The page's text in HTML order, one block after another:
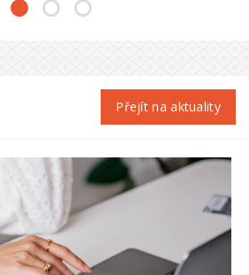
Přejít na aktuality